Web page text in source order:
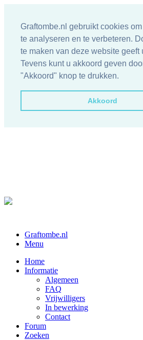
Graftombe.nl gebruikt cookies
te analyseren en te verbeteren.
te maken van deze website geeft
Tevens kunt u akkoord geven
"Akkoord" knop te drukken.
Akkoord
Graftombe.nl
Menu
Home
Informatie
Algemeen
FAQ
Vrijwilligers
In bewerking
Contact
Forum
Zoeken